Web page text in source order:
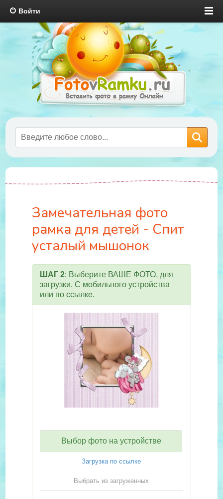
Войти
Замечательная фото
рамка для детей - Спит
усталый мышонок
ШАГ 2: Выберите ВАШЕ ФОТО, для
загрузки. С мобильного устройства
или по ссылке.
Выбор фото на устройстве
Загрузка по ссылке
Выбрать из загруженных